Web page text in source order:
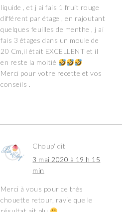
liquide , et j ai fais 1 fruit rouge
différent par étage , en rajoutant
quelques feuilles de menthe , j ai
fais 3 étages dans un moule de
20 Cm,il était EXCELLENT et il
en reste la moitié
Merci pour votre recette et vos
conseils .
Choup' dit
3 mai 2020 à 19 h 15
min
Merci à vous pour ce très
chouette retour, ravie que le